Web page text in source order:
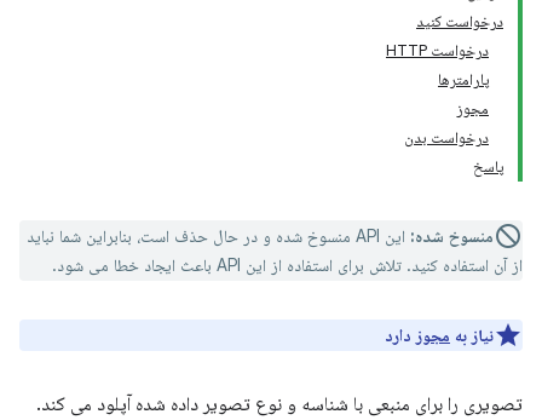
درخواست کنید
درخواست HTTP
پارامترها
مجوز
درخواست بدن
پاسخ
منسوخ شده:
این API منسوخ شده و در حال حذف است، بنابراین شما نباید
از آن استفاده کنید. تلاش برای استفاده از این API باعث ایجاد خطا می شود.
نیاز به مجوز دارد
تصویری را برای منبعی با شناسه و نوع تصویر داده شده آپلود می کند.